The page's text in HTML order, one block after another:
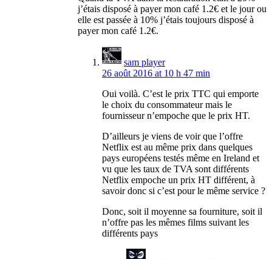
j’étais disposé à payer mon café 1.2€ et le jour ou
elle est passée à 10% j’étais toujours disposé à
payer mon café 1.2€.
sam player
26 août 2016 at 10 h 47 min
Oui voilà. C’est le prix TTC qui emporte
le choix du consommateur mais le
fournisseur n’empoche que le prix HT.
D’ailleurs je viens de voir que l’offre
Netflix est au même prix dans quelques
pays européens testés même en Ireland et
vu que les taux de TVA sont différents
Netflix empoche un prix HT différent, à
savoir donc si c’est pour le même service ?
Donc, soit il moyenne sa fourniture, soit il
n’offre pas les mêmes films suivant les
différents pays